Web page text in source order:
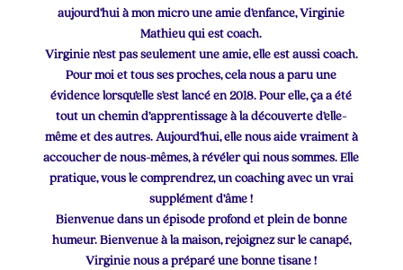
aujourd’hui à mon micro une amie d’enfance, Virginie
Mathieu qui est coach.
Virginie n’est pas seulement une amie, elle est aussi coach.
Pour moi et tous ses proches, cela nous a paru une
évidence lorsqu’elle s’est lancé en 2018. Pour elle, ça a été
tout un chemin d’apprentissage à la découverte d’elle-
même et des autres. Aujourd’hui, elle nous aide vraiment à
accoucher de nous-mêmes, à révéler qui nous sommes. Elle
pratique, vous le comprendrez, un coaching avec un vrai
supplément d’âme !
Bienvenue dans un épisode profond et plein de bonne
humeur. Bienvenue à la maison, rejoignez sur le canapé,
Virginie nous a préparé une bonne tisane !